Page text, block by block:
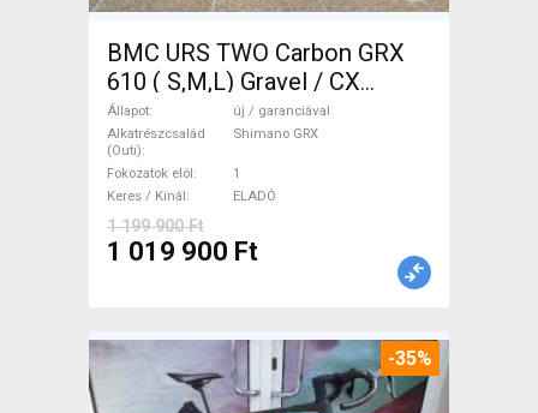
BMC URS TWO Carbon GRX
610 ( S,M,L) Gravel / CX
Shimano GRX tárcsafék új /
garanciával ELADÓ
Állapot
új / garanciával
Alkatrészcsalád
(Outi)
Shimano GRX
Fokozatok elöl
1
Keres / Kínál
ELADÓ
1 199 900 Ft
1 019 900 Ft
-35%